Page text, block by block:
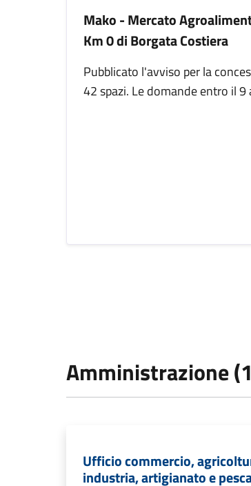
Mako - Mercato
Km 0 di Borgata Costiera
Pubblicato l'avviso per la
42 spazi. Le domande entro il 9
Amministrazione
Ufficio commercio,
industria, artigianato e